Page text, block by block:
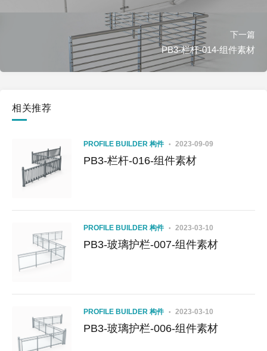
下一篇
PB3-栏杆-014-组件素材
相关推荐
PROFILE BUILDER 构件 2023-09-09
PB3-栏杆-016-组件素材
PROFILE BUILDER 构件 2023-03-10
PB3-玻璃护栏-007-组件素材
PROFILE BUILDER 构件 2023-03-10
PB3-玻璃护栏-006-组件素材